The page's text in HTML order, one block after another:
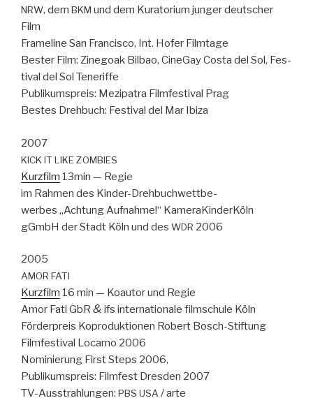
NRW, dem BKM und dem Kura­to­ri­um junger deutsch­er
Film
Frame­line San Fran­cis­co, Int. Hofer Film­tage
Bester Film: Zine­goak Bil­bao, Cine­Gay Cos­ta del Sol, Fes­
ti­val del Sol Tener­iffe
Pub­likum­spreis: Mezi­pa­tra Film­fes­ti­val Prag
Bestes Drehbuch: Fes­ti­val del Mar Ibiza
2007
KICK IT LIKE ZOMBIES
Kurz­film 13min — Regie
im Rah­men des Kinder-Drehbuch­wet­tbe­
werbes „Achtung Auf­nahme!“ Kam­er­aKinderKöln
gGmbH der Stadt Köln und des WDR 2006
2005
AMOR FATI
Kurz­film 16 min — Koau­tor und Regie
Amor Fati GbR & ifs inter­na­tionale film­schule Köln
Förder­preis Kopro­duk­tio­nen Robert Bosch-Stiftung
Film­fes­ti­val Locarno 2006
Nominierung First Steps 2006,
Pub­likum­spreis: Film­fest Dres­den 2007
TV-Ausstrahlun­gen: PBS USA / arte